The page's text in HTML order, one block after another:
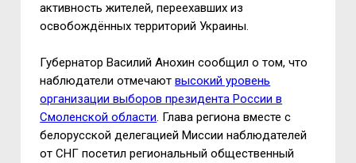
активность жителей, переехавших из
освобождённых территорий Украины.
Губернатор Василий Анохин сообщил о том, что
наблюдатели отмечаютвысокий уровень
организации выборов президента России в
Смоленской области. Глава региона вместе с
белорусской делегацией Миссии наблюдателей
от СНГ посетил региональный общественный